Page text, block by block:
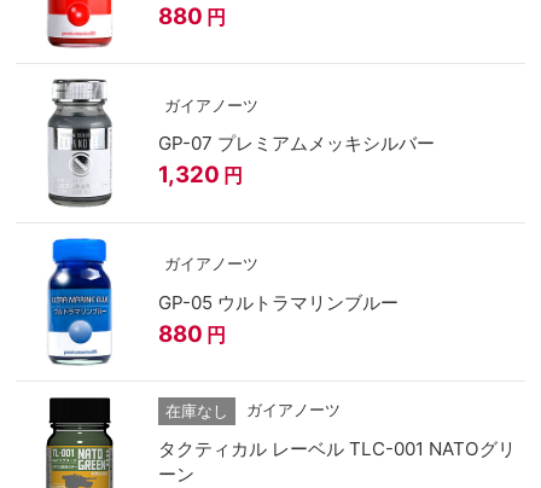
880 円
ガイアノーツ
GP-07 プレミアムメッキシルバー
1,320 円
ガイアノーツ
GP-05 ウルトラマリンブルー
880 円
在庫なし ガイアノーツ
タクティカル レーベル TLC-001 NATOグリ
ーン